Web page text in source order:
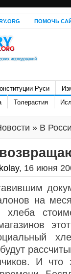
ПОМОЧЬ
Руси
Толерастия
» В
, 16 июня
на
хлеба
И что